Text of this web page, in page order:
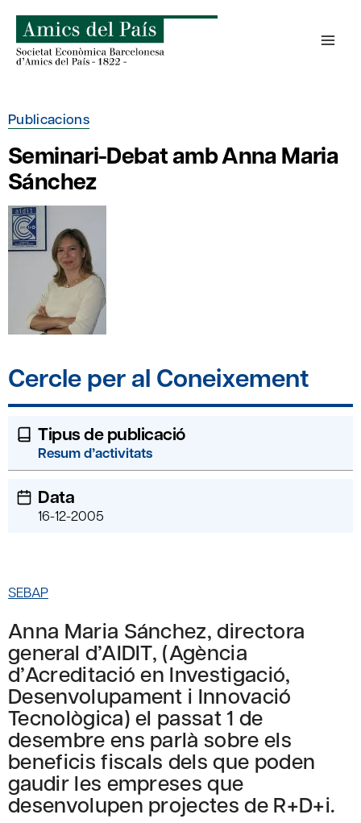
content
Publicacions
Seminari-Debat amb Anna Maria
Sánchez
Cercle per al Coneixement
Tipus de publicació
Resum d’activitats
Data
16-12-2005
SEBAP
Anna Maria Sánchez, directora
general d’AIDIT, (Agència
d’Acreditació en Investigació,
Desenvolupament i Innovació
Tecnològica) el passat 1 de
desembre ens parlà sobre els
beneficis fiscals dels que poden
gaudir les empreses que
desenvolupen projectes de R+D+i.